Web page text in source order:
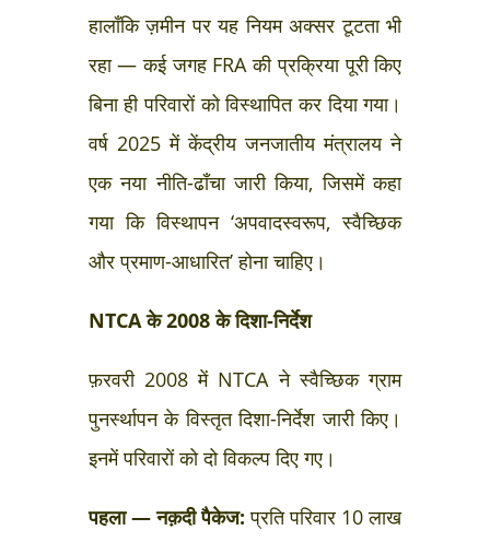
हालाँकि ज़मीन पर यह नियम अक्सर टूटता भी
रहा — कई जगह FRA की प्रक्रिया पूरी किए
बिना ही परिवारों को विस्थापित कर दिया गया।
वर्ष 2025 में केंद्रीय जनजातीय मंत्रालय ने
एक नया नीति-ढाँचा जारी किया, जिसमें कहा
गया कि विस्थापन ‘अपवादस्वरूप, स्वैच्छिक
और प्रमाण-आधारित’ होना चाहिए।
NTCA के 2008 के दिशा-निर्देश
फ़रवरी 2008 में NTCA ने स्वैच्छिक ग्राम
पुनर्स्थापन के विस्तृत दिशा-निर्देश जारी किए।
इनमें परिवारों को दो विकल्प दिए गए।
पहला — नक़दी पैकेज: प्रति परिवार 10 लाख